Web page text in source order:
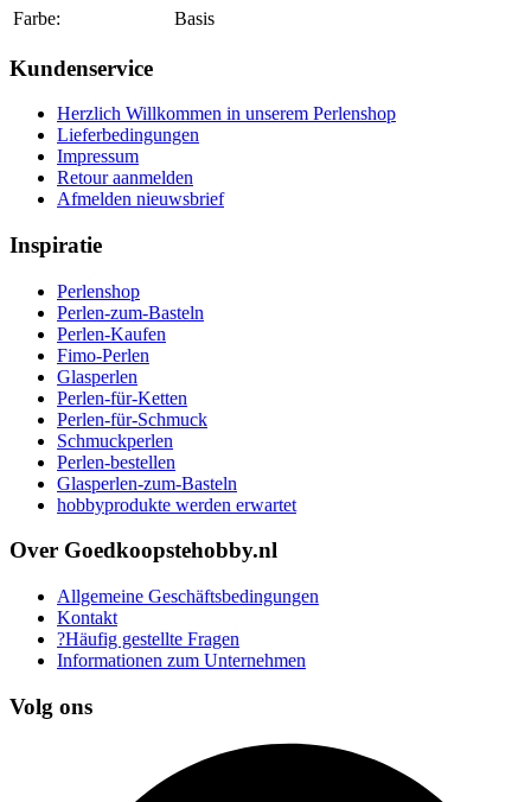
Farbe:
Basis
Kundenservice
Herzlich Willkommen in unserem Perlenshop
Lieferbedingungen
Impressum
Retour aanmelden
Afmelden nieuwsbrief
Inspiratie
Perlenshop
Perlen-zum-Basteln
Perlen-Kaufen
Fimo-Perlen
Glasperlen
Perlen-für-Ketten
Perlen-für-Schmuck
Schmuckperlen
Perlen-bestellen
Glasperlen-zum-Basteln
hobbyprodukte werden erwartet
Over Goedkoopstehobby.nl
Allgemeine Geschäftsbedingungen
Kontakt
?Häufig gestellte Fragen
Informationen zum Unternehmen
Volg ons